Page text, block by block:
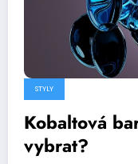
STYLY
Kobaltová
vybrat?